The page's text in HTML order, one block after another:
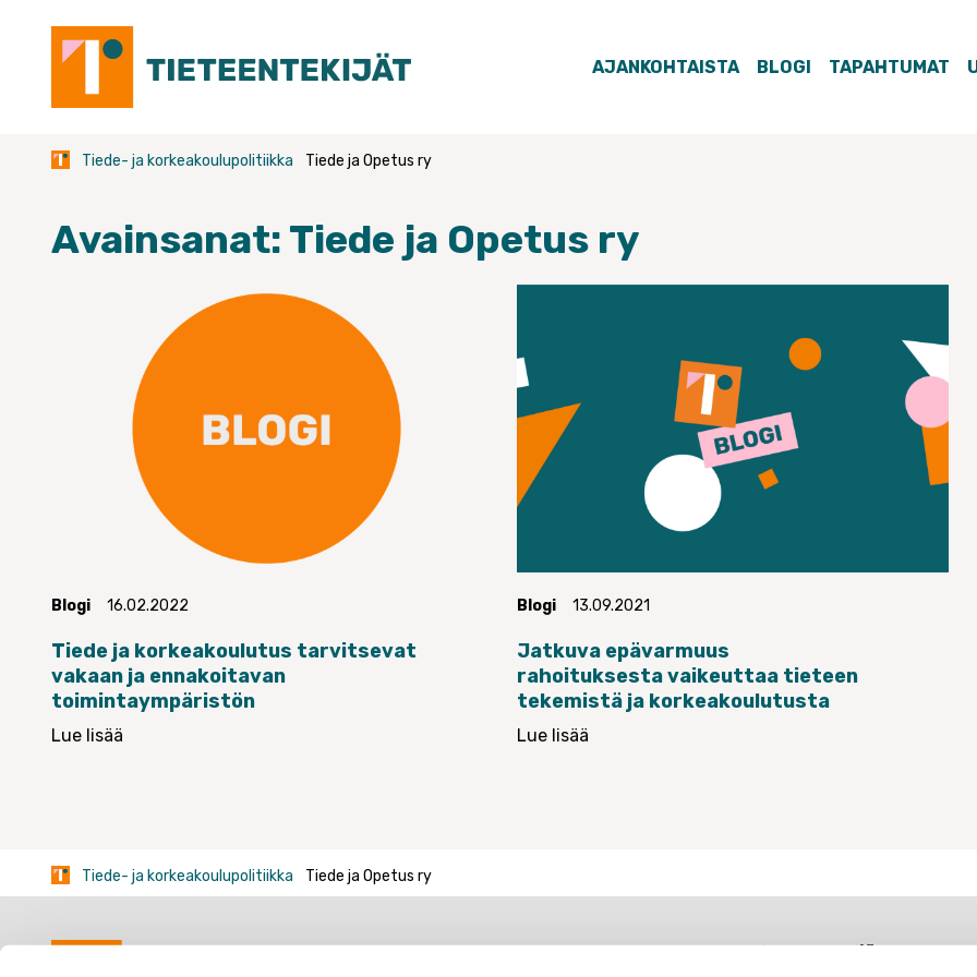
content
AJANKOHTAISTA BLOGI TAPAHTUMAT
Tiede- ja korkeakoulupolitiikka Tiede ja Opetus ry
Avainsanat: Tiede ja Opetus ry
Blogi 16.02.2022
Tiede ja korkeakoulutus tarvitsevat
vakaan ja ennakoitavan
toimintaympäristön
Lue lisää
Blogi 13.09.2021
Jatkuva epävarmuus
rahoituksesta vaikeuttaa tieteen
tekemistä ja korkeakoulutusta
Lue lisää
Tiede- ja korkeakoulupolitiikka Tiede ja Opetus ry
Tieteentekijät